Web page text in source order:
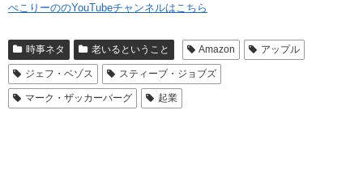
ぺこりーののYouTubeチャンネルはこちら
時事ネタ 老いるということ Amazon アップル
ジェフ・ベゾス スティーブ・ジョブズ
マーク・ザッカーバーグ 起業